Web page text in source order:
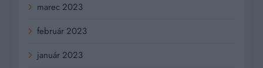
marec 2023
február 2023
január 2023